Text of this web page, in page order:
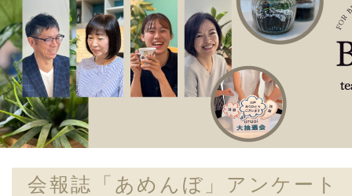
会報誌「あめんぼ」アンケー